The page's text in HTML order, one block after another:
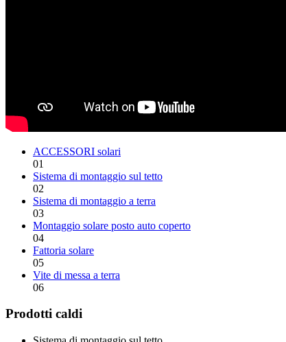
ACCESSORI solari
01
Sistema di montaggio sul tetto
02
Sistema di montaggio a terra
03
Montaggio solare posto auto coperto
04
Fattoria solare
05
Vite di messa a terra
06
Prodotti caldi